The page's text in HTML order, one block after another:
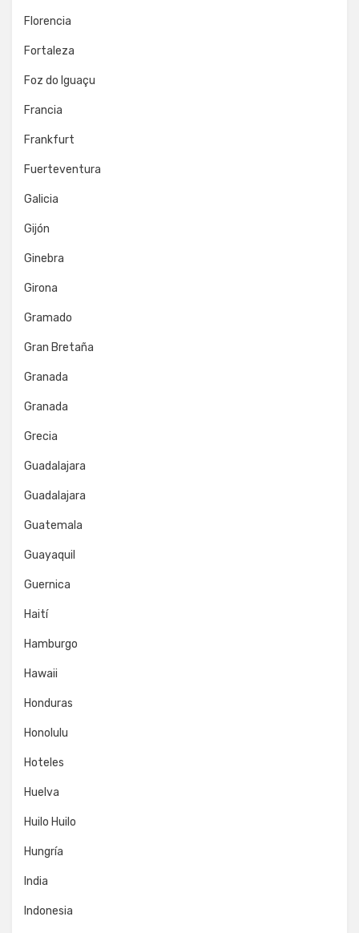
Florencia
Fortaleza
Foz do Iguaçu
Francia
Frankfurt
Fuerteventura
Galicia
Gijón
Ginebra
Girona
Gramado
Gran Bretaña
Granada
Granada
Grecia
Guadalajara
Guadalajara
Guatemala
Guayaquil
Guernica
Haití
Hamburgo
Hawaii
Honduras
Honolulu
Hoteles
Huelva
Huilo Huilo
Hungría
India
Indonesia